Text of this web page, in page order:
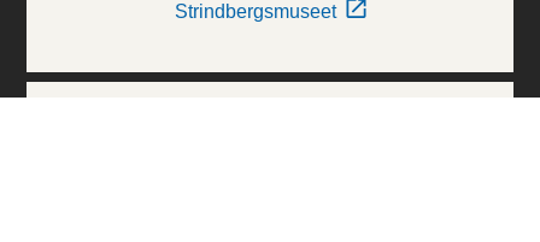
Strindbergsmuseet